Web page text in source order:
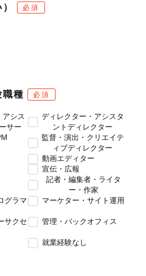
必須
職種 必須
アシス
サー
ディレクター・アシスタ
ントディレクター
監督・演出・クリエイテ
ィブディレクター
動画エディター
宣伝・広報
記者・編集者・ライタ
ー・作家
グラマ
マーケター・サイト運用
サクセ
管理・バックオフィス
就業経験なし